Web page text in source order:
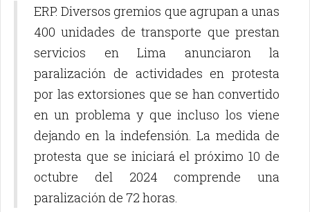
ERP. Diversos gremios que agrupan a unas
400 unidades de transporte que prestan
servicios en Lima anunciaron la
paralización de actividades en protesta
por las extorsiones que se han convertido
en un problema y que incluso los viene
dejando en la indefensión. La medida de
protesta que se iniciará el próximo 10 de
octubre del 2024 comprende una
paralización de 72 horas.